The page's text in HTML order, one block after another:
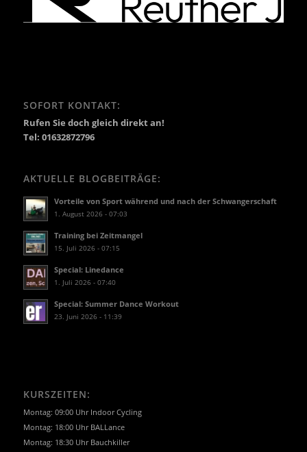
SOFORT KONTAKT:
Rufen Sie doch gleich direkt an!
Tel: 01632872796
AKTUELLE BLOGBEITRÄGE:
Vorteile von Sport während und nach der Schwangerschaft
1. August 2026 - 07:03
Training bei Zeitmangel
15. Juli 2026 - 07:15
Special: Linedance
1. Juli 2026 - 07:40
Special: Summer Dance Workout
23. Juni 2026 - 11:39
KURSZEITEN:
Montag: 09:00 Uhr Indoor Cycling
Montag: 18:00 Uhr BALLance
Montag: 18:30 Uhr Bauchkiller